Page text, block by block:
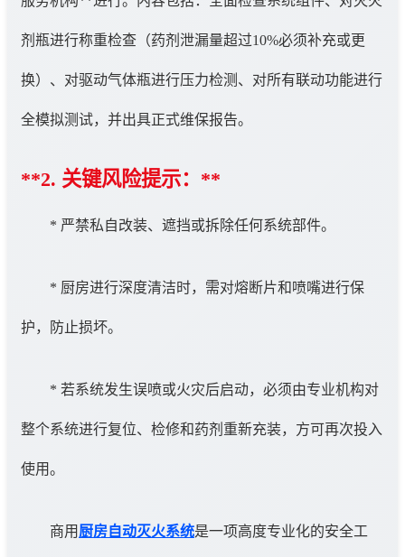
剂瓶进行称重检查（药剂泄漏量超过10%必须补充或更
换）、对驱动气体瓶进行压力检测、对所有联动功能进行
全模拟测试，并出具正式维保报告。
**2. 关键风险提示：**
* 严禁私自改装、遮挡或拆除任何系统部件。
* 厨房进行深度清洁时，需对熔断片和喷嘴进行保
护，防止损坏。
* 若系统发生误喷或火灾后启动，必须由专业机构对
整个系统进行复位、检修和药剂重新充装，方可再次投入
使用。
商用 厨房自动灭火系统是一项高度专业化的安全工